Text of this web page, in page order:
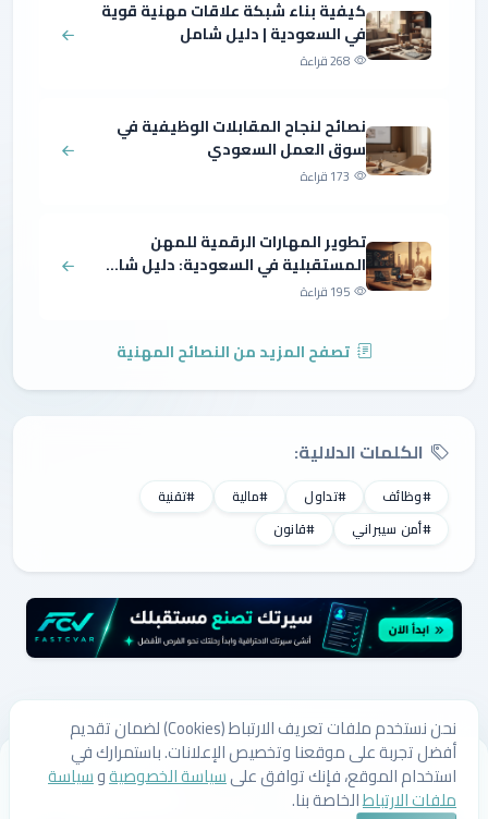
كيفية بناء شبكة علاقات مهنية قوية
في السعودية | دليل شامل
268 قراءة
نصائح لنجاح المقابلات الوظيفية في
سوق العمل السعودي
173 قراءة
تطوير المهارات الرقمية للمهن
المستقبلية في السعودية: دليل شا...
195 قراءة
تصفح المزيد من النصائح المهنية
الكلمات الدلالية:
#وظائف #تداول #مالية
#تقنية
#أمن سيبراني
#قانون
من نحناتصل بناسياسة الخصوصيةسياسة ملفات الارتباط
الشروط والأحكام
نحن نستخدم ملفات تعريف الارتباط (Cookies) لضمان تقديم
أفضل تجربة على موقعنا وتخصيص الإعلانات. باستمرارك في
استخدام الموقع، فإنك توافق علىسياسة الخصوصيةوسياسة
ملفات الارتباطالخاصة بنا.